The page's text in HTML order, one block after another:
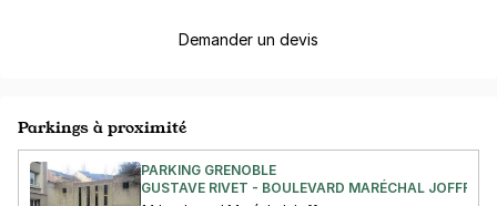
Demander un devis
Parkings à proximité
PARKING GRENOBLE
GUSTAVE RIVET - BOULEVARD MARÉCHAL JOFFRE -